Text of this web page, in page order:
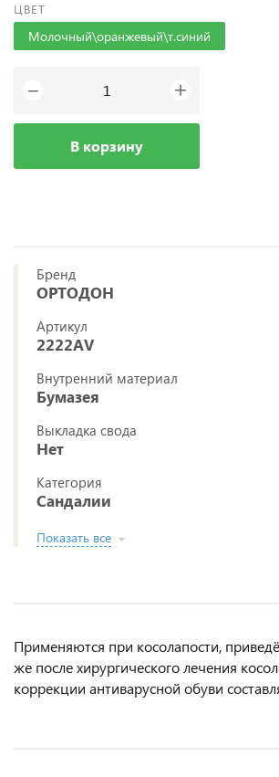
ЦВЕТ
Молочный\оранжевый\т.синий
− +
В корзину
Бренд
ОРТОДОН
Артикул
2222AV
Внутренний материал
Бумазея
Выкладка свода
Нет
Категория
Сандалии
Показать все
Применяются при косолапости,
же после хирургического лечения
коррекции антиварусной обуви